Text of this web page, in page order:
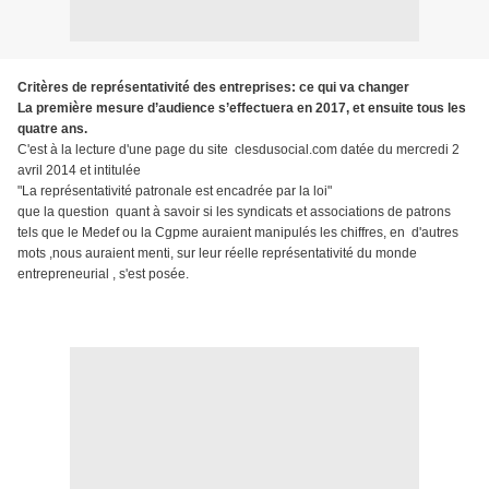
Critères de représentativité des entreprises: ce qui va changer
La première mesure d’audience s’effectuera en 2017, et ensuite tous les
quatre ans.
C'est à la lecture d'une page du site clesdusocial.com datée du mercredi 2
avril 2014 et intitulée
"La représentativité patronale est encadrée par la loi"
que la question quant à savoir si les syndicats et associations de patrons
tels que le Medef ou la Cgpme auraient manipulés les chiffres, en d'autres
mots ,nous auraient menti, sur leur réelle représentativité du monde
entrepreneurial , s'est posée.